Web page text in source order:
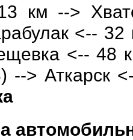
км -->
<-- 32
<-- 48
--> Аткарск